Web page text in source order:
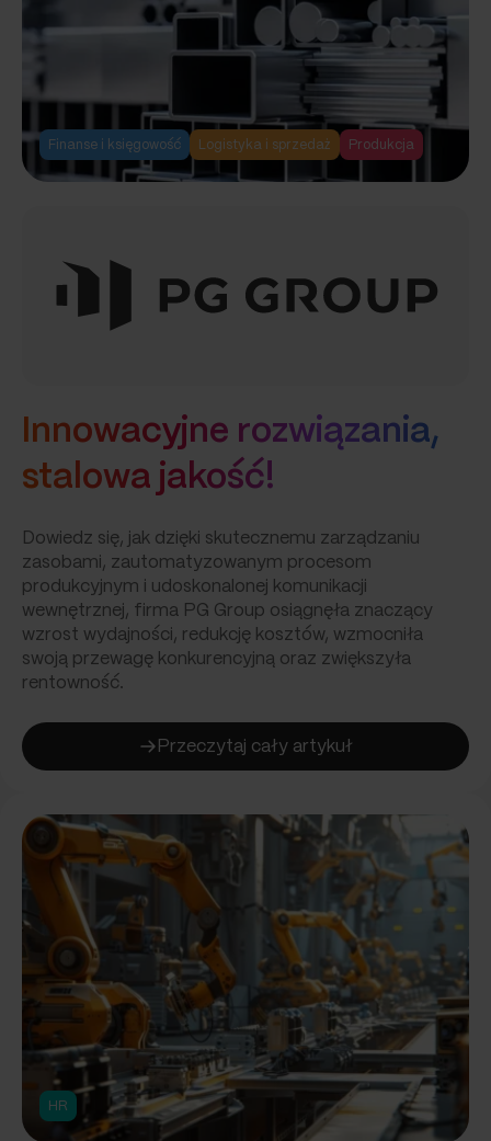
wspiera produkcję
materacy
Finanse i księgowość Logistyka i sprzedaż Produkcja
Innowacyjne rozwiązania,
stalowa jakość!
Dowiedz się, jak dzięki skutecznemu zarządzaniu
zasobami, zautomatyzowanym procesom
produkcyjnym i udoskonalonej komunikacji
wewnętrznej, firma PG Group osiągnęła znaczący
wzrost wydajności, redukcję kosztów, wzmocniła
swoją przewagę konkurencyjną oraz zwiększyła
rentowność.
Przeczytaj cały artykuł
:
stalowa
HR